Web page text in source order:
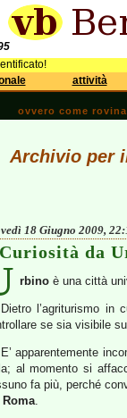
attività
ovvero come
Archivio per
18 Giugno 2009,
Curiosità da
rbino è una città
Dietro l’agriturismo
se sia visibile su
E’ apparentemente
al momento si
fa più, perché
Roma.